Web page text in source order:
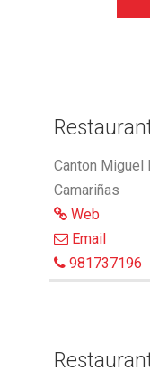
Canton Miguel
Camariñas
Web
Email
981737196